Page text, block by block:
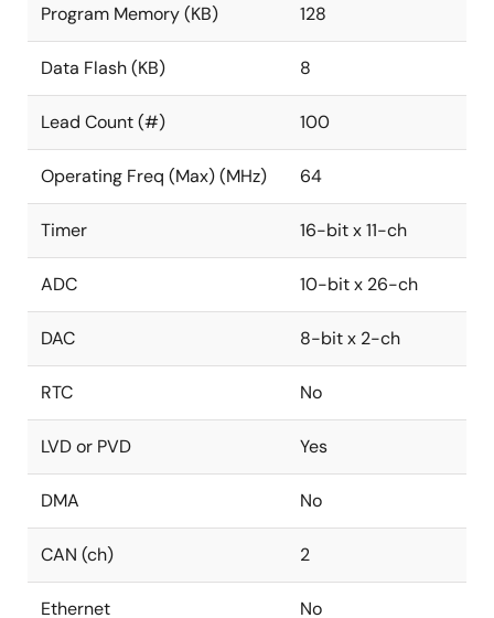
Program Memory (KB) 128
Data Flash (KB) 8
Lead Count (#) 100
Operating Freq (Max) (MHz) 64
Timer 16-bit x 11-ch
ADC 10-bit x 26-ch
DAC 8-bit x 2-ch
RTC No
LVD or PVD Yes
DMA No
CAN (ch) 2
Ethernet No